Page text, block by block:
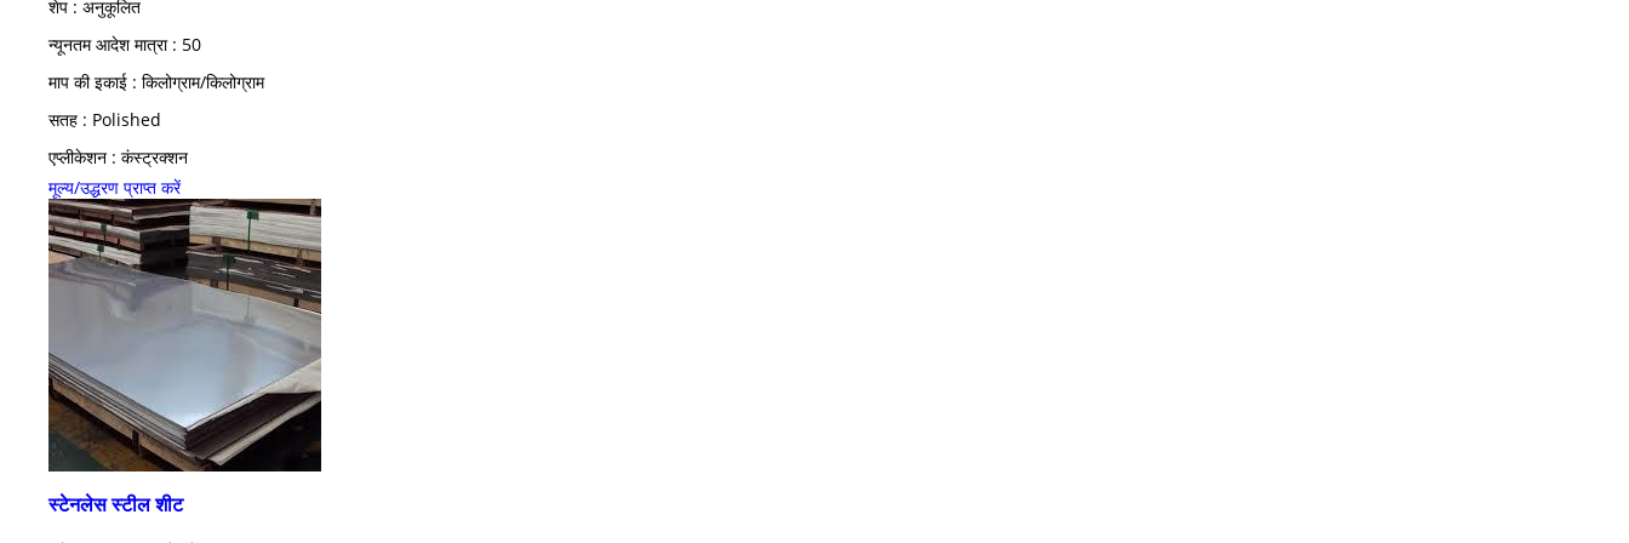
शेप : अनुकूलित
न्यूनतम आदेश मात्रा : 50
माप की इकाई : किलोग्राम/किलोग्राम
सतह : Polished
एप्लीकेशन : कंस्ट्रक्शन
मूल्य/उद्धरण प्राप्त करें
स्टेनलेस स्टील शीट